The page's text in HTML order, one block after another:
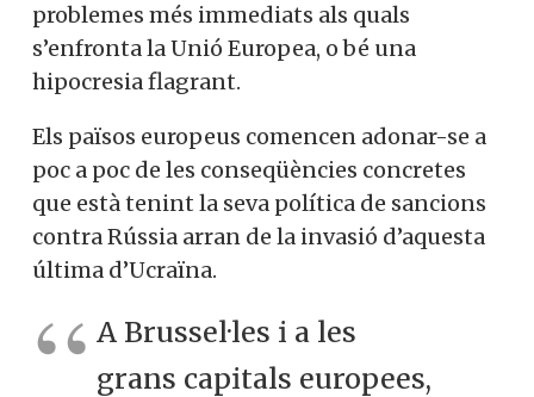
problemes més immediats als quals
s’enfronta la Unió Europea, o bé una
hipocresia flagrant.
Els països europeus comencen adonar-se a
poc a poc de les conseqüències concretes
que està tenint la seva política de sancions
contra Rússia arran de la invasió d’aquesta
última d’Ucraïna.
A Brussel·les i a les
grans capitals europees,